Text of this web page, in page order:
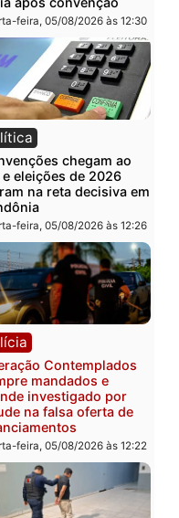
quarta-feira, 05/08/2026 às
Política
Flávio Bolsonaro escolhe
Alfredo Gaspar para vice
em chapa pura do PL
quarta-feira, 05/08/2026 às
Política
Justiça Eleitoral manda
retirar propaganda de
Fúria após convenção
quarta-feira, 05/08/2026 às